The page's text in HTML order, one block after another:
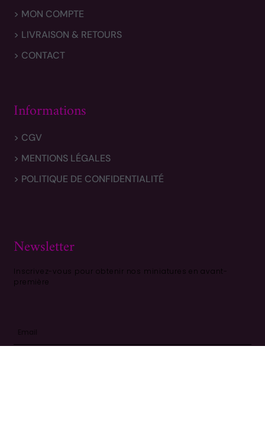
> MON COMPTE
> LIVRAISON & RETOURS
> CONTACT
Informations
> CGV
> MENTIONS LÉGALES
> POLITIQUE DE CONFIDENTIALITÉ
Newsletter
Inscrivez-vous pour obtenir nos miniatures en avant-
première